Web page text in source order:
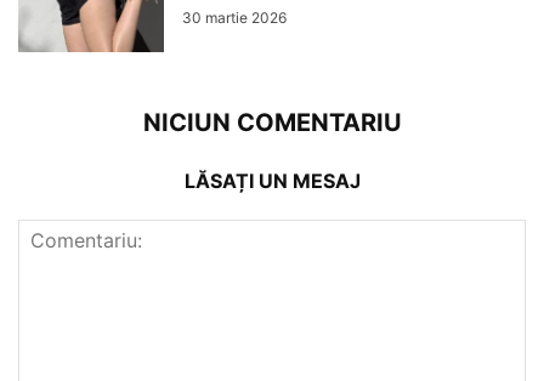
30 martie 2026
NICIUN COMENTARIU
LĂSAȚI UN MESAJ